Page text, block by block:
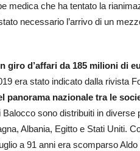
medica che ha tentato la
necessario l’arrivo di un
giro d’affari da 185 milioni di
era stato indicato dalla rivista
panorama nazionale tra le
Balocco sono distribuiti in diverse
Albania, Egitto e Stati Uniti.
a 91 anni era scomparso